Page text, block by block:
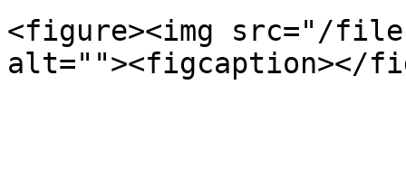
<figure><img src="/